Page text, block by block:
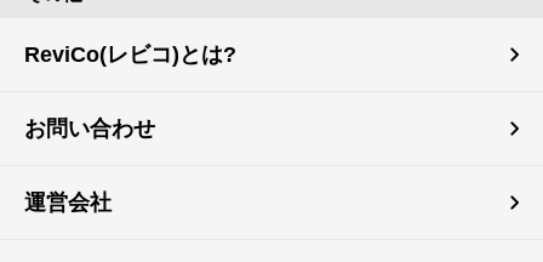
ReviCo(レビコ)とは?
お問い合わせ
運営会社